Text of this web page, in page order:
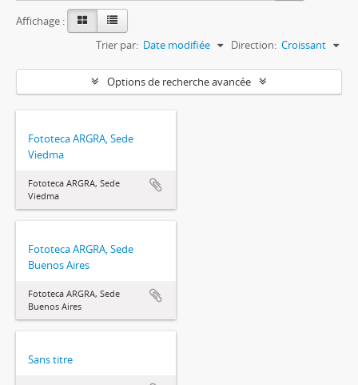
Affichage :
Trier par: Date modifiée Direction: Croissant
Options de recherche avancée
Fototeca ARGRA, Sede
Viedma
Fototeca ARGRA, Sede
Viedma
Fototeca ARGRA, Sede
Buenos Aires
Fototeca ARGRA, Sede
Buenos Aires
Sans titre